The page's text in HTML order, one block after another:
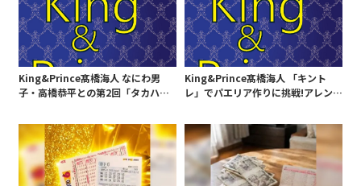
King&Prince髙橋海人 なにわ男
子・高橋恭平との第2回「タカハシ
よ、本当に・・・」
King&Prince髙橋海人 「キント
レ」でパエリア作りに挑戦!アレンジ